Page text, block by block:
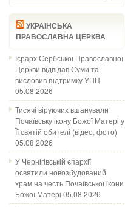
УКРАЇНСЬКА
ПРАВОСЛАВНА ЦЕРКВА
Ієрарх Сербської Православної
Церкви відвідав Суми та
висловив підтримку УПЦ
05.08.2026
Тисячі віруючих вшанували
Почаївську ікону Божої Матері у
Її святій обителі (відео, фото)
05.08.2026
У Чернігівській єпархії
освятили новозбудований
храм на честь Почаївської ікони
Божої Матері 05.08.2026